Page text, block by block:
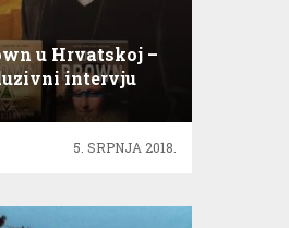
u Hrvatskoj –
intervju
5. SRPNJA 2018.